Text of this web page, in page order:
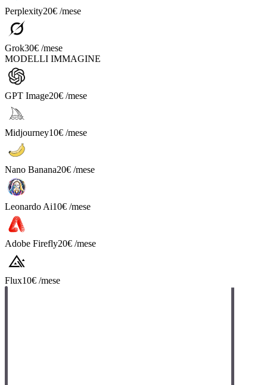
Perplexity20€ /mese
Grok30€ /mese
MODELLI IMMAGINE
GPT Image20€ /mese
Midjourney10€ /mese
Nano Banana20€ /mese
Leonardo Ai10€ /mese
Adobe Firefly20€ /mese
Flux10€ /mese